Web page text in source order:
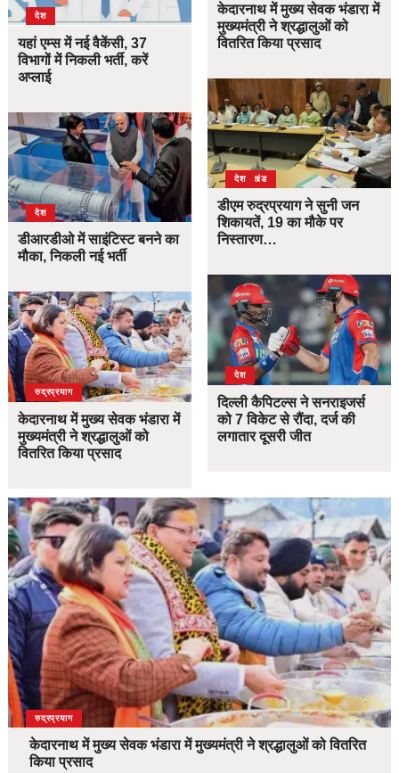
देश
यहां एम्स में नई वैकेंसी, 37
विभागों में निकली भर्ती, करें
अप्लाई
देश
डीआरडीओ में साइंटिस्ट बनने का
मौका, निकली नई भर्ती
उत्तराखंड
देश
रुद्रप्रयाग
केदारनाथ में मुख्य सेवक भंडारा में
मुख्यमंत्री ने श्रद्धालुओं को
वितरित किया प्रसाद
केदारनाथ में मुख्य सेवक भंडारा में
मुख्यमंत्री ने श्रद्धालुओं को
वितरित किया प्रसाद
उत्तराखंड
देश
डीएम रुद्रप्रयाग ने सुनी जन
शिकायतें, 19 का मौके पर
निस्तारण…
देश
दिल्ली कैपिटल्स ने सनराइजर्स
को 7 विकेट से रौंदा, दर्ज की
लगातार दूसरी जीत
उत्तराखंड
देश
रुद्रप्रयाग
केदारनाथ में मुख्य सेवक भंडारा में मुख्यमंत्री ने श्रद्धालुओं को वितरित
किया प्रसाद